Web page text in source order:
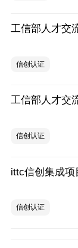
信创认证
信创认证
ittc信创集成项
信创认证